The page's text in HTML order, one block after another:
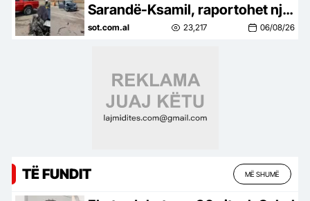
Sarandë-Ksamil, raportohet një
person i plagosur
sot.com.al 23,217 06/08/26
TË FUNDIT MË SHUMË